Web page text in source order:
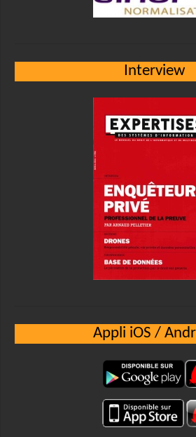
Interview
Appli iOS /